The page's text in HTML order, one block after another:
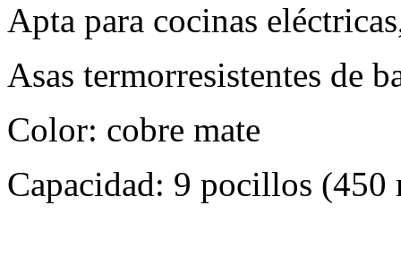
Apta para cocinas
Asas termorresistentes de
Color: cobre mate
Capacidad: 9 pocillos (450